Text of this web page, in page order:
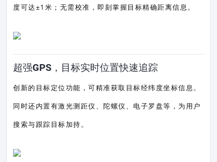
度可达±1米；无需校准，即刻掌握目标精确距离信息。
超强GPS，目标实时位置快速追踪
创新的目标定位功能，可精准获取目标经纬度坐标信息。
同时还内置有激光测距仪、陀螺仪、电子罗盘等，为用户
搜索与跟踪目标加持。